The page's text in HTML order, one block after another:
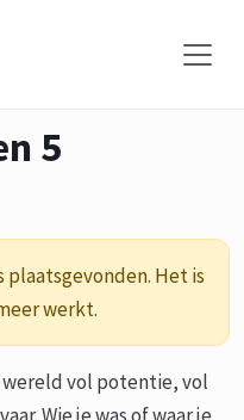
5
Het is
werkt.
wereld vol potentie, vol